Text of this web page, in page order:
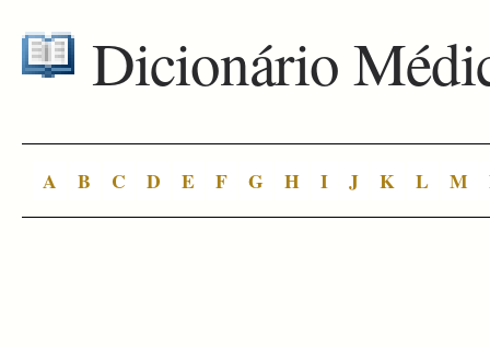
Dicionário
A B C D E F G H I J K L M